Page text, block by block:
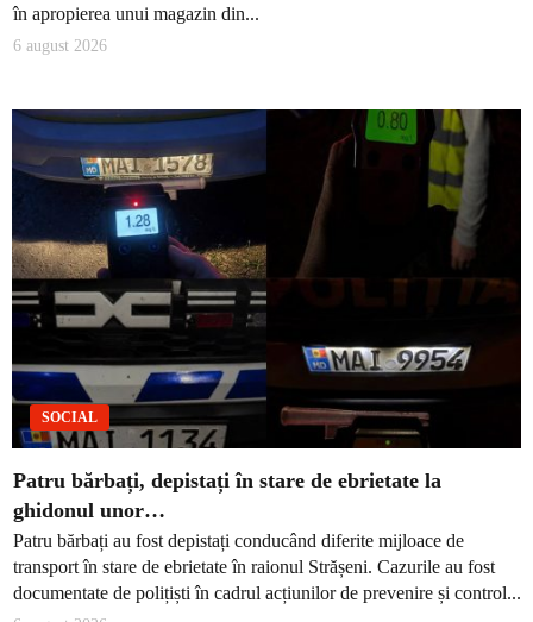
în apropierea unui magazin din...
6 august 2026
SOCIAL
Patru bărbați, depistați în stare de ebrietate la
ghidonul unor…
Patru bărbați au fost depistați conducând diferite mijloace de
transport în stare de ebrietate în raionul Strășeni. Cazurile au fost
documentate de polițiști în cadrul acțiunilor de prevenire și control...